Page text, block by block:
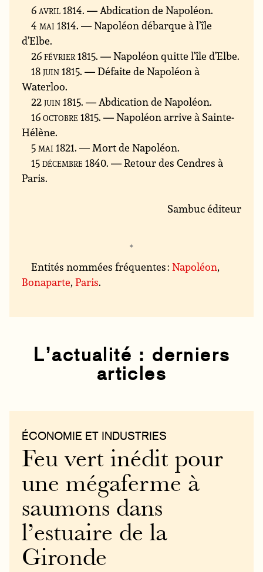
6 avril 1814. — Abdication de Napoléon.
4 mai 1814. — Napoléon débarque à l’île
d’Elbe.
26 février 1815. — Napoléon quitte l’île d’Elbe.
18 juin 1815. — Défaite de Napoléon à
Waterloo.
22 juin 1815. — Abdication de Napoléon.
16 octobre 1815. — Napoléon arrive à Sainte-
Hélène.
5 mai 1821. — Mort de Napoléon.
15 décembre 1840. — Retour des Cendres à
Paris.
Sambuc éditeur
Entités nommées fréquentes :Napoléon,
Bonaparte,Paris.
L’actualité : derniers
articles
ÉCONOMIE ET INDUSTRIES
Feu vert inédit pour
une mégaferme à
saumons dans
l’estuaire de la
Gironde